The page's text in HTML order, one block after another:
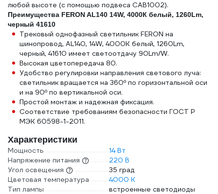
любой высоте (с помощью подвеса CAB1002).
Преимущества FERON AL140 14W, 4000К белый, 1260Lm,
черный 41610
Трековый однофазный светильник FERON на
шинопровод, AL140, 14W, 4000К белый, 1260Lm,
черный, 41610 имеет светоотдачу 90Lm/W.
Высокая цветопередача 80.
Удобство регулировки направления светового луча:
светильник вращается на 360º по горизонтальной оси
и на 90º по вертикальной оси.
Простой монтаж и надежная фиксация.
Соответствие требованиям безопасности ГОСТ Р
МЭК 60598-1-2011.
Характеристики
Мощность
14 Вт
Напряжение питания
220 В
Угол освещения
35 град
Цветовая температура
4000 К
Тип лампы
встроенные светодиоды